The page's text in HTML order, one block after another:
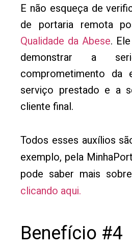
E não esqueça de
de portaria remota
Qualidade da Abese.
demonstrar a
comprometimento da
serviço prestado e a
cliente final.
Todos esses auxílios
exemplo, pela
pode saber mais
clicando aqui.
Benefício #4